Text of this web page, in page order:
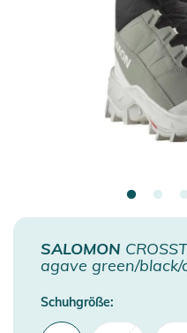
SALOMON
agave green/
Schuhgröße: